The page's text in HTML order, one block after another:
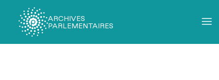
ARCHIVES
PARLEMENTAIRES